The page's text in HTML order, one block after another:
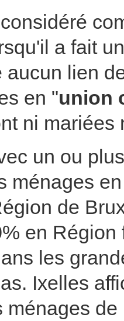
a fait
aucun lien
en "union
ni
un ou
ménages
de
en
les
Ixelles